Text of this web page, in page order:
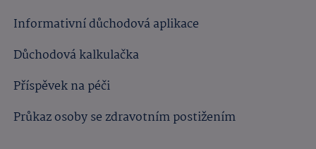
Informativní důchodová aplikace
Důchodová kalkulačka
Příspěvek na péči
Průkaz osoby se zdravotním postižením